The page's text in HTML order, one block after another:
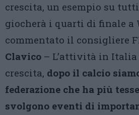
crescita, un esempio su
giocherà i quarti di finale a
commentato il consigliere
Clavico – L’attività in Italia
crescita, dopo il calcio
federazione che ha più
svolgono eventi di